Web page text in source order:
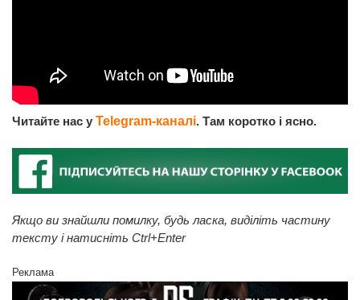
Читайте нас у Telegram-каналі. Там коротко і ясно.
Якщо ви знайшли помилку, будь ласка, виділіть частину
тексту і натисніть Ctrl+Enter
Реклама